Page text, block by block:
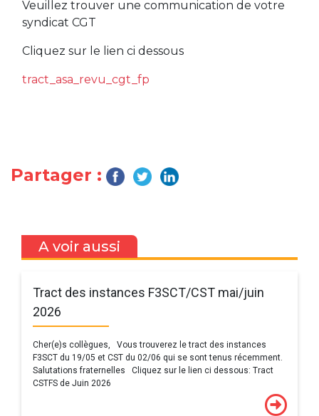
Veuillez trouver une communication de votre
syndicat CGT
Cliquez sur le lien ci dessous
tract_asa_revu_cgt_fp
Partager :
A voir aussi
Tract des instances F3SCT/CST mai/juin
2026
Cher(e)s collègues, Vous trouverez le tract des instances
F3SCT du 19/05 et CST du 02/06 qui se sont tenus récemment.
Salutations fraternelles Cliquez sur le lien ci dessous: Tract
CSTFS de Juin 2026